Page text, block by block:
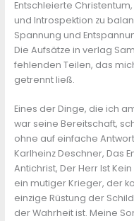
Entschleierte
und Introspektion zu
Spannung und
Die Aufsätze in verlag
fehlenden Teilen, das
getrennt ließ.
Eines der Dinge, die ich
war seine Bereitschaft,
ohne auf einfache
Karlheinz Deschner, Das
Antichrist, Der Herr Ist
ein mutiger Krieger, der
einzige Rüstung der
der Wahrheit ist. Meine